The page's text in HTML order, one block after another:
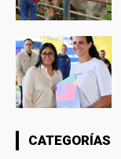
CATEGORÍAS